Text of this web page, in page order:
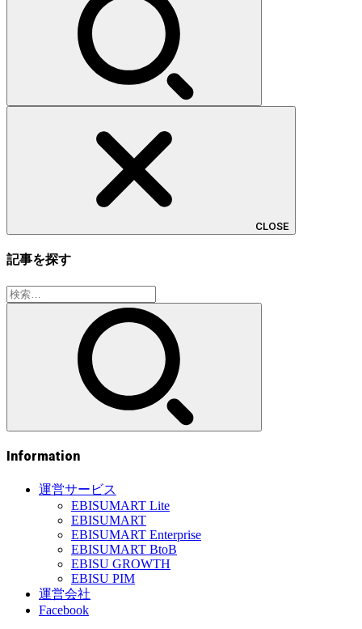
CLOSE
記事を探す
検
索:
Information
運営サービス
EBISUMART Lite
EBISUMART
EBISUMART Enterprise
EBISUMART BtoB
EBISU GROWTH
EBISU PIM
運営会社
Facebook